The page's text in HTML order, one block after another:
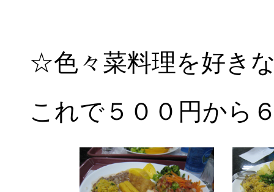
☆色々菜料理を好き
これで５００円から